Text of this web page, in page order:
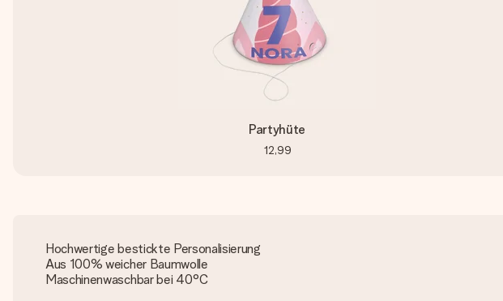
Partyhüte
12,99
Hochwertige bestickte Personalisierung
Aus 100% weicher Baumwolle
Maschinenwaschbar bei 40°C